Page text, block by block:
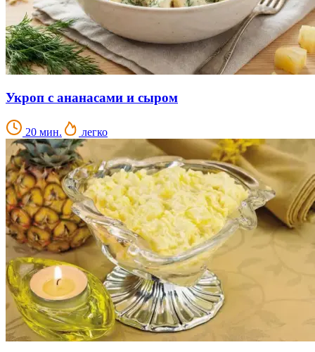
Укроп с ананасами и сыром
20 мин. легко